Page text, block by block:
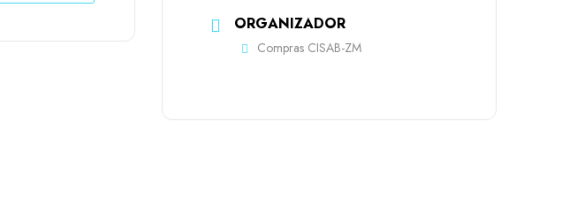
ORGANIZADOR
Compras CISAB-ZM